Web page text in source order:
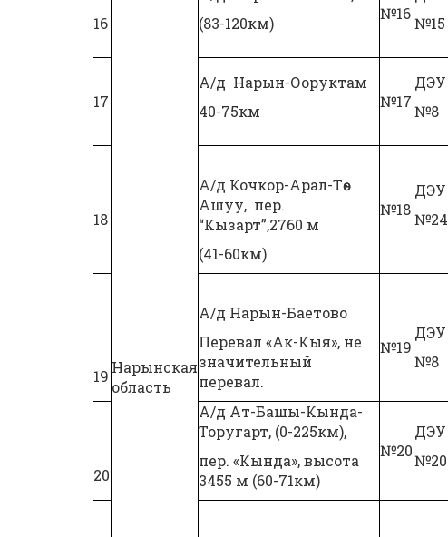
Нарынская
область
16
(83-120км)
№16
№15
17
А/д Нарын-Ооруктам
40-75км
№17
ДЭУ
№8
18
А/д Кочкор-Арал-Төө-
Ашуу, пер.
“Кызарт”,2760 м
(41-60км)
№18
ДЭУ
№24
19
А/д Нарын-Баетово
Перевал «Ак-Кыя», не
значительный
перевал.
№19
ДЭУ
№8
20
А/д Ат-Башы-Кында-
Торугарт, (0-225км),
пер. «Кында», высота
3455 м (60-71км)
№20
ДЭУ
№20